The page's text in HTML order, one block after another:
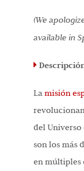
(We
available in
La misión
del Universo
son los más
en múltiples